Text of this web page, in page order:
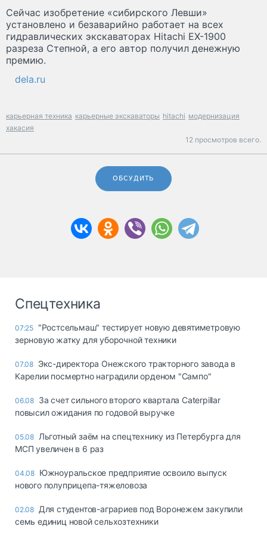
Сейчас изобретение «сибирского Левши»
установлено и безаварийно работает на всех
гидравлических экскаваторах Hitachi EX-1900
разреза Степной, а его автор получил денежную
премию.
dela.ru
карьерная техника карьерные экскаваторы hitachi модернизация
хакасия
12 просмотров всего.
ОБСУДИТЬ
Спецтехника
07:25 "Ростсельмаш" тестирует новую девятиметровую
зерновую жатку для уборочной техники
07.08 Экс-директора Онежского тракторного завода в
Карелии посмертно наградили орденом "Сампо"
06.08 За счет сильного второго квартала Caterpillar
повысил ожидания по годовой выручке
05.08 Льготный заём на спецтехнику из Петербурга для
МСП увеличен в 6 раз
04.08 Южноуральское предприятие освоило выпуск
нового полуприцепа-тяжеловоза
02.08 Для студентов-аграриев под Воронежем закупили
семь единиц новой сельхозтехники